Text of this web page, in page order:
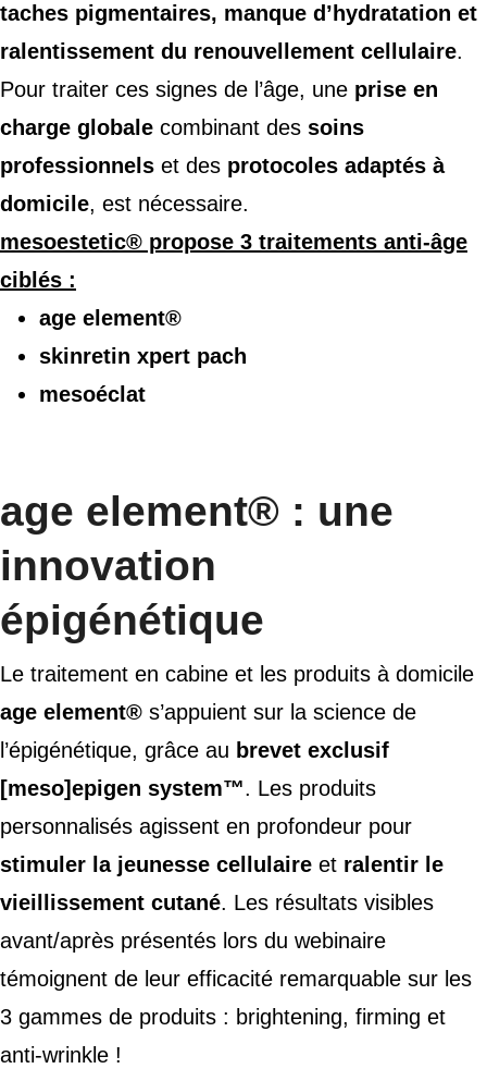
taches pigmentaires, manque d’hydratation et
ralentissement du renouvellement cellulaire.
Pour traiter ces signes de l’âge, une prise en
charge globale combinant des soins
professionnels et des protocoles adaptés à
domicile, est nécessaire.
mesoestetic® propose 3 traitements anti-âge
ciblés :
age element®
skinretin xpert pach
mesoéclat
age element® : une
innovation
épigénétique
Le traitement en cabine et les produits à domicile
age element® s’appuient sur la science de
l’épigénétique, grâce au brevet exclusif
[meso]epigen system™. Les produits
personnalisés agissent en profondeur pour
stimuler la jeunesse cellulaire et ralentir le
vieillissement cutané. Les résultats visibles
avant/après présentés lors du webinaire
témoignent de leur efficacité remarquable sur les
3 gammes de produits : brightening, firming et
anti-wrinkle !